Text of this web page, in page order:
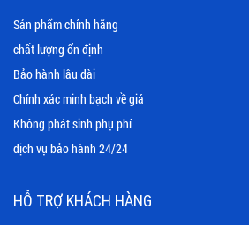
Sản phẩm chính hãng
chất lượng ổn định
Bảo hành lâu dài
Chính xác minh bạch về giá
Không phát sinh phụ phí
dịch vụ bảo hành 24/24
HỖ TRỢ KHÁCH HÀNG